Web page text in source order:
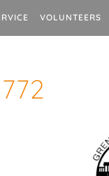
VOLUNTEERS